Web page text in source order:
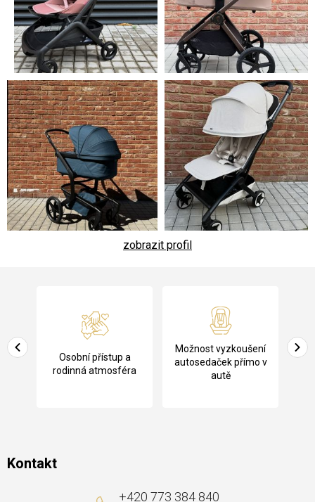
zobrazit profil
a
Osobní přístup a
rodinná atmosféra
Možnost vyzkoušení
autosedaček přímo v
autě
Kontakt
+420 773 384 840